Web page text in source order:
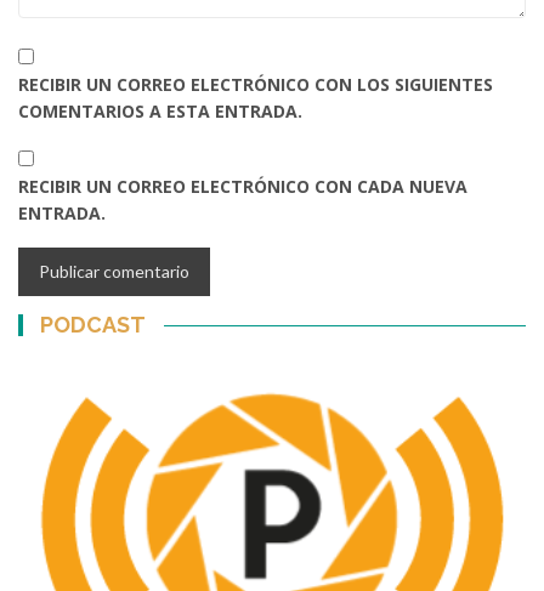
RECIBIR UN CORREO ELECTRÓNICO CON LOS SIGUIENTES
COMENTARIOS A ESTA ENTRADA.
RECIBIR UN CORREO ELECTRÓNICO CON CADA NUEVA
ENTRADA.
PODCAST